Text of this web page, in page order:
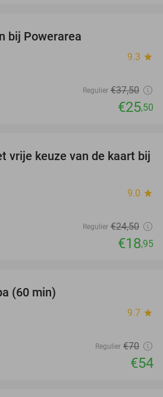
bij Powerarea
9.3 star
Regulier €37,50
€25,50
23%
vrije keuze van de kaart bij
9.0 star
Regulier €24,50
€18,95
(60 min)
9.7 star
Regulier €70
€54